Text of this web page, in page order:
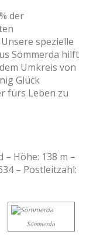
der
spezielle
Sömmerda hilft
Umkreis von
Glück
fürs Leben zu
– Höhe: 138 m –
– Postleitzahl:
Sömmerda